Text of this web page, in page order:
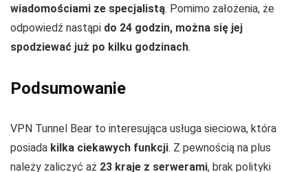
wiadomościami ze specjalistą. Pomimo założenia, że
odpowiedź nastąpi do 24 godzin, można się jej
spodziewać już po kilku godzinach.
Podsumowanie
VPN Tunnel Bear to interesująca usługa sieciowa, która
posiada kilka ciekawych funkcji. Z pewnością na plus
należy zaliczyć aż 23 kraje z serwerami, brak polityki